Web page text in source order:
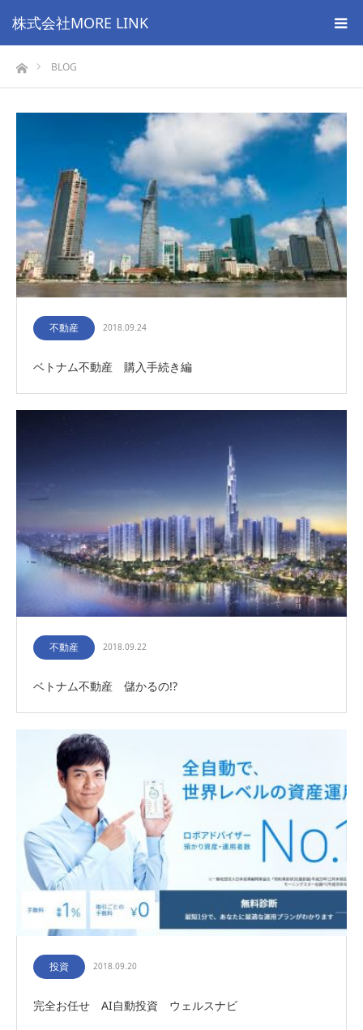
株式会社MORE LINK
ホームBLOG
不動産 2018.09.24
ベトナム不動産 購入手続き編
不動産 2018.09.22
ベトナム不動産 儲かるの!?
投資 2018.09.20
完全お任せ AI自動投資 ウェルスナビ